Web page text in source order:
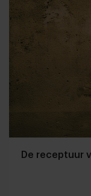
De receptuur